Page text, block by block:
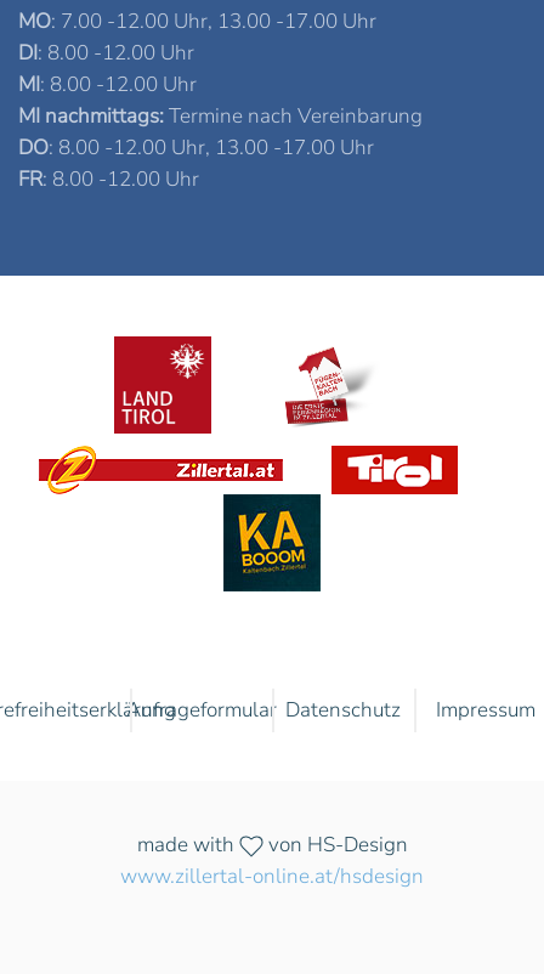
MO: 7.00 -12.00 Uhr, 13.00 -17.00 Uhr
DI: 8.00 -12.00 Uhr
MI: 8.00 -12.00 Uhr
MI nachmittags:Termine nach Vereinbarung
DO: 8.00 -12.00 Uhr, 13.00 -17.00 Uhr
FR: 8.00 -12.00 Uhr
Anfrageformular Datenschutz Impressum
made with
von HS-Design
www.zillertal-online.at/hsdesign